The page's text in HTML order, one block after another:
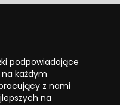
podpowiadające
każdym
z nami
na